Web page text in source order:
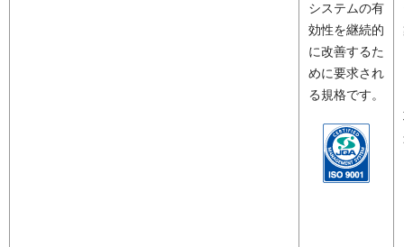
システムの有
効性を継続的
に改善するた
めに要求され
る規格です。